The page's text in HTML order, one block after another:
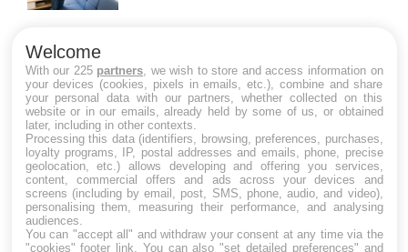
Maladie de Charcot (Sclérose latérale
amyotrophique)
Welcome
With our 225 partners , we wish to store and access information on
your devices (cookies, pixels in emails, etc.), combine and share
your personal data with our partners, whether collected on this
website or in our emails, already held by some of us, or obtained
later, including in other contexts.
Processing this data (identifiers, browsing, preferences, purchases,
loyalty programs, IP, postal addresses and emails, phone, precise
geolocation, etc.) allows developing and offering you services,
content, commercial offers and ads across your devices and
screens (including by email, post, SMS, phone, audio, and video),
personalising them, measuring their performance, and analysing
audiences.
You can "accept all" and withdraw your consent at any time via the
"cookies" footer link . You can also "set detailed preferences" and